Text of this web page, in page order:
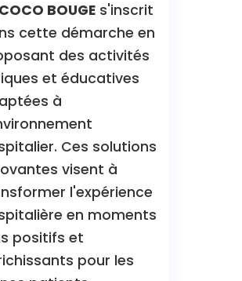
BOUGEs'inscrit
cette démarche en
des activités
et éducatives
à
Ces solutions
visent à
l'expérience
en moments
positifs et
pour les